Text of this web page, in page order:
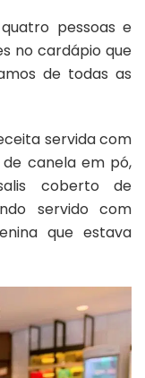
pessoas e
no cardápio que
de todas as
servida com
canela em pó,
coberto de
servido com
que estava